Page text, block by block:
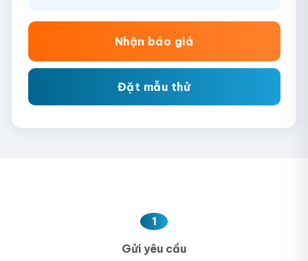
Nhận báo giá
Đặt mẫu thử
1
Gửi yêu cầu